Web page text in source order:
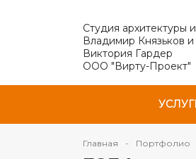
Студия архитектуры
Владимир Князьков и
Виктория Гардер
ООО "Вирту-Проект"
Главная Портфолио